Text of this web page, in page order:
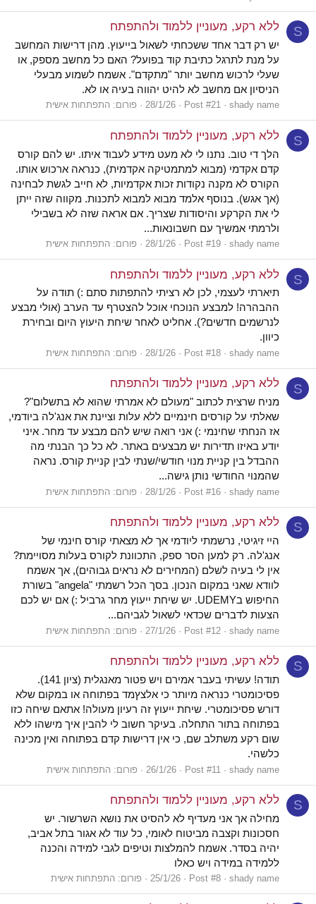
S ללא רקע, מעוניין ללמוד ולהתפתח
יש רק דבר אחד ששכחתי לשאול בייעוץ. מהן דרישות המחשב
על מנת לתרגל כתיבת קוד בפועל? האם כל מחשב מספק, או
שעלי לרכוש מחשב יותר "מתקדם". אשמח לשמוע מבעלי
הניסיון אם מחשב לא להיט יהווה בעיה או לא.
shady name
Post #21
28/1/26 פורום: התפתחות אישית
S ללא רקע, מעוניין ללמוד ולהתפתח
הלך די טוב. נתנו לי לא מעט מידע לעבוד איתו. יש להם קורס
קדם אקדמי (מבוא למתמטיקה אקדמית), כנראה ארכוש אותו.
הקורס לא מקנה נקודות זכות אקדמיות, לא חייב לגשת לבחינה
(אך אגש). בנוסף אלמד מבוא למבוא לתכנות. מקווה שזה ייתן
לי את הקרקע והיסודות שצריך. אם אראה שזה לא בשבילי
ולרמתי אמשיך עם חשבונאות...
shady name
Post #19
28/1/26 פורום: התפתחות אישית
S ללא רקע, מעוניין ללמוד ולהתפתח
תיארתי לעצמי, לכן לא רציתי להתפתות סתם :) תודה על
ההבהרה! למבצע הנוכחי אוכל להצטרף עד הערב (אולי מבצע
לנרשמים חדשים?). אחליט לאחר שיחת היעוץ היום ובחירת
כיוון.
shady name
Post #18
28/1/26 פורום: התפתחות אישית
S ללא רקע, מעוניין ללמוד ולהתפתח
מניח שרצית לכתוב "מעולם לא אמרתי שהוא לא בתשלום"?
שאלתי על קורסים חינמיים ללא עלות וציינת את אנג'לה ביודמי,
אז הנחתי שחינמי :) אני רואה שיש להם מבצע עד מחר. איני
יודע באיזו תדירות יש מבצעים באתר. לא כל כך הבנתי מה
ההבדל בין קניית מנוי חודשי/שנתי לבין קניית קורס. נראה
שהמנוי החודשי נותן גישה...
shady name
Post #16
28/1/26 פורום: התפתחות אישית
S ללא רקע, מעוניין ללמוד ולהתפתח
היי זיגיטי, נרשמתי ליודמי אך לא מצאתי קורס חינמי של
אנג'לה. רק למען הסר ספק, התכוונת לקורס בעלות מסויימת?
אין לי בעיה לשלם (המחירים לא נראים גבוהים), אך אשמח
לוודא שאני במקום הנכון. בסך הכל רשמתי "angela" בשורת
החיפוש בUDEMY. יש שיחת ייעוץ מחר גרביל :) אם יש לכם
הצעות לדברים שכדאי לשאול לגביהם...
shady name
Post #12
27/1/26 פורום: התפתחות אישית
S ללא רקע, מעוניין ללמוד ולהתפתח
תודה! עשיתי בעבר אמירם ויש פטור מאנגלית (ציון 141).
פסיכומטרי כנראה מיותר כי אלצץמד בפתוחה או במקום שלא
דורש פסיכומטרי. שיחת ייעוץ זה רעיון מעולה! אתאם שיחה כזו
בפתוחה בתור התחלה. בעיקר חשוב לי להבין איך מישהו ללא
שום רקע משתלב שם, כי אין דרישות קדם בפתוחה ואין מכינה
כלשהי.
shady name
Post #11
26/1/26 פורום: התפתחות אישית
S ללא רקע, מעוניין ללמוד ולהתפתח
מחילה אך אני מעדיף לא להסיט את נושא השרשור. יש
חסכונות וקצבה מביטוח לאומי, כל עוד לא אגור בתל אביב,
יהיה בסדר. אשמח להמלצות וטיפים לגבי למידה והכנה
ללמידה במידה ויש כאלו
shady name
Post #8
25/1/26 פורום: התפתחות אישית